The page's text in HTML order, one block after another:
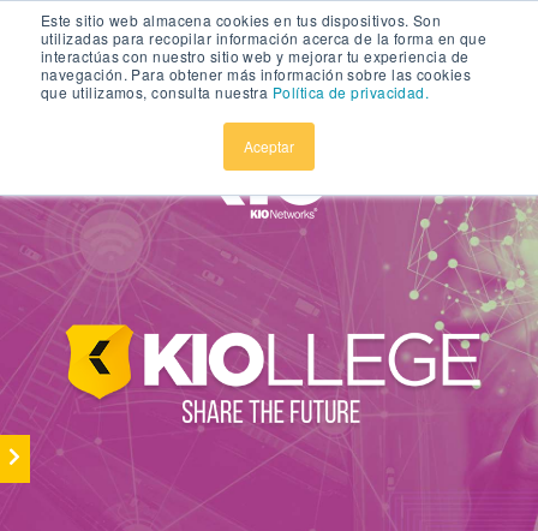
Este sitio web almacena cookies en tus dispositivos. Son
utilizadas para recopilar información acerca de la forma en que
interactúas con nuestro sitio web y mejorar tu experiencia de
navegación. Para obtener más información sobre las cookies
que utilizamos, consulta nuestra Política de privacidad.
Aceptar